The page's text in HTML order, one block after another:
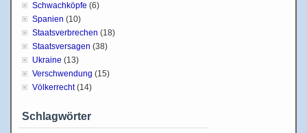
Schwachköpfe (6)
Spanien (10)
Staatsverbrechen (18)
Staatsversagen (38)
Ukraine (13)
Verschwendung (15)
Völkerrecht(14)
Schlagwörter